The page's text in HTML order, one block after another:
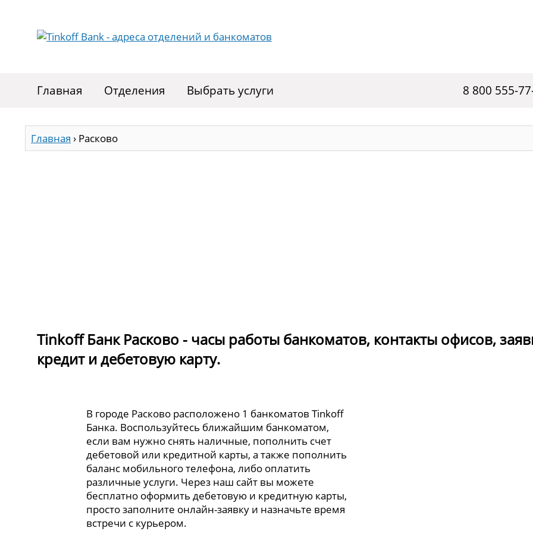
Главная Отделения Выбрать услуги 8 800 555-
Главная › Расково
Tinkoff Банк Расково - часы работы банкоматов, контакты офисов,
кредит и дебетовую карту.
В городе Расково расположено 1 банкоматов Tinkoff
Банка. Воспользуйтесь ближайшим банкоматом,
если вам нужно снять наличные, пополнить счет
дебетовой или кредитной карты, а также пополнить
баланс мобильного телефона, либо оплатить
различные услуги. Через наш сайт вы можете
бесплатно оформить дебетовую и кредитную карты,
просто заполните онлайн-заявку и назначьте время
встречи с курьером.